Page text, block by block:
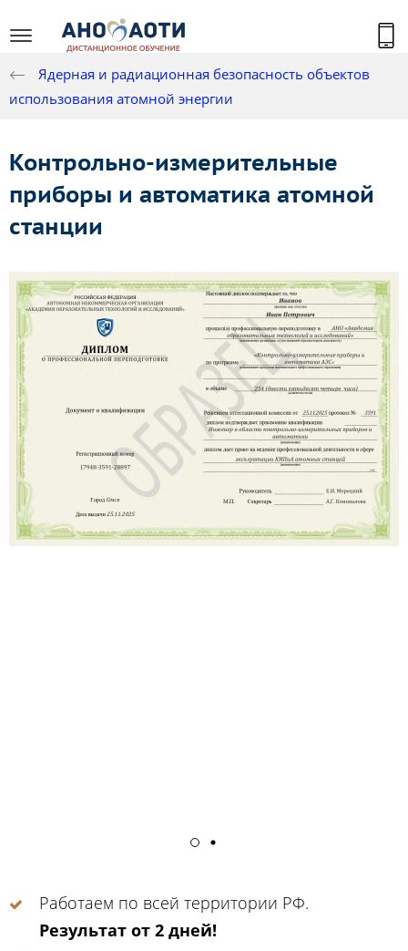
Ядерная и радиационная безопасность объектов
использования атомной энергии
Контрольно-измерительные
приборы и автоматика атомной
станции
Работаем по всей территории РФ.
Результат от 2 дней!